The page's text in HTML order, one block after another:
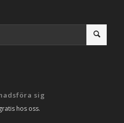
sig
hos oss.